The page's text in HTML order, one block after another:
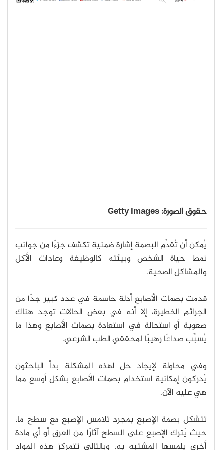
حقوق الصورة: Getty Images
يُمكن أن تُقدِّم البصمة إشارة ضمنية تكشف جزءًا من جوانب
نمط حياة الشخص وبيئته كالوظيفة وعادات الأكل
والمشاكل الصحية.
قدمت بصمات الأصابع أدلة حاسمة في عدد كبير جدًا من
الجرائم الخطيرة، إلا أنه في بعض الحالات توجد هناك
صعوبة أو استحالة في استعادة بصمات الأصابع وهذا ما
يُسبِّب صداعًا رهيبًا لمحققي الطب الشرعي.
وفي محاولة لإيجاد حل لهذه المشكلة بدأ الباحثون
يُدركون إمكانية استخدام بصمات الأصابع بشكل أوسع مما
هي عليه الآن.
تتشكل بصمة الإصبع بمجرد تلامس الإصبع مع سطح ما،
حيث يَترك الإصبع على السطح آثارًا من العرق أو أي مادة
أخرى يلمسها المشتبه به، وبالتالي تتمركز هذه المواد